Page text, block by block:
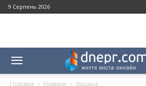
9 Серпень 2026
Головна Новини Україна